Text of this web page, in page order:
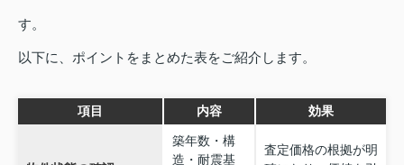
す。
以下に、ポイントをまとめた表をご紹介します。
項目 内容 効果
築年数・構
造・耐震基
査定価格の根拠が明